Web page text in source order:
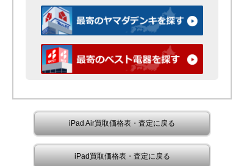
iPad Air買取価格表・査定に戻る
iPad買取価格表・査定に戻る